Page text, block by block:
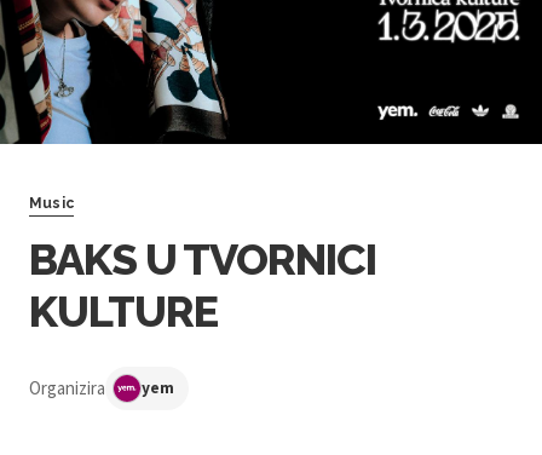
Music
BAKS U TVORNICI
KULTURE
Organizira yem